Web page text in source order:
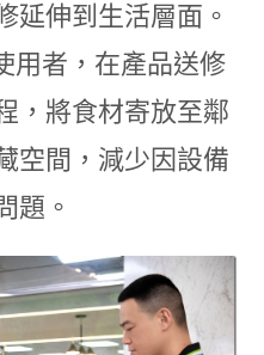
延伸到生活層面。
用者，在產品送修
，將食材寄放至鄰
空間，減少因設備
題。